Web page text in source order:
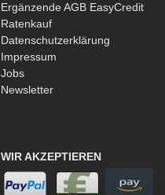
Ergänzende AGB EasyCredit
Ratenkauf
Datenschutzerklärung
Impressum
Jobs
Newsletter
WIR AKZEPTIEREN